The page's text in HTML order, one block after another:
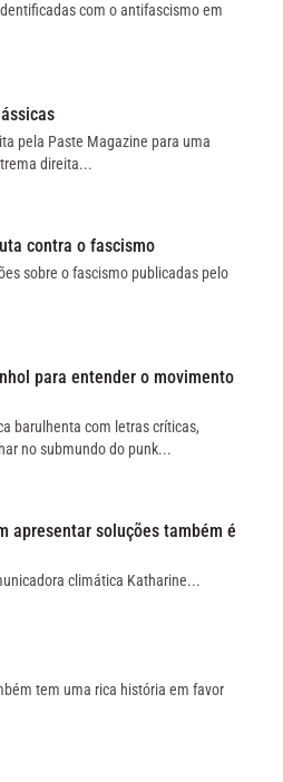
com o antifascismo em
pela Paste Magazine para uma
direita...
contra o fascismo
sobre o fascismo publicadas pelo
para entender o movimento
barulhenta com letras críticas,
no submundo do punk...
apresentar soluções também é
climática Katharine...
tem uma rica história em favor